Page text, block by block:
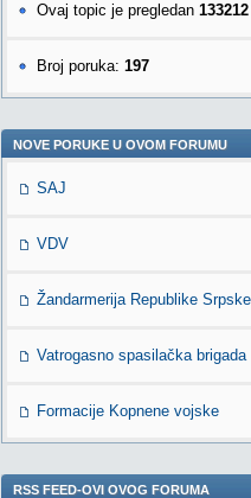
Ovaj topic je pregledan
Broj poruka: 197
NOVE PORUKE U OVOM FORUMU
SAJ
VDV
Žandarmerija Republike Srpske
Vatrogasno spasilačka brigada
Formacije Kopnene vojske
RSS FEED-OVI OVOG FORUMA